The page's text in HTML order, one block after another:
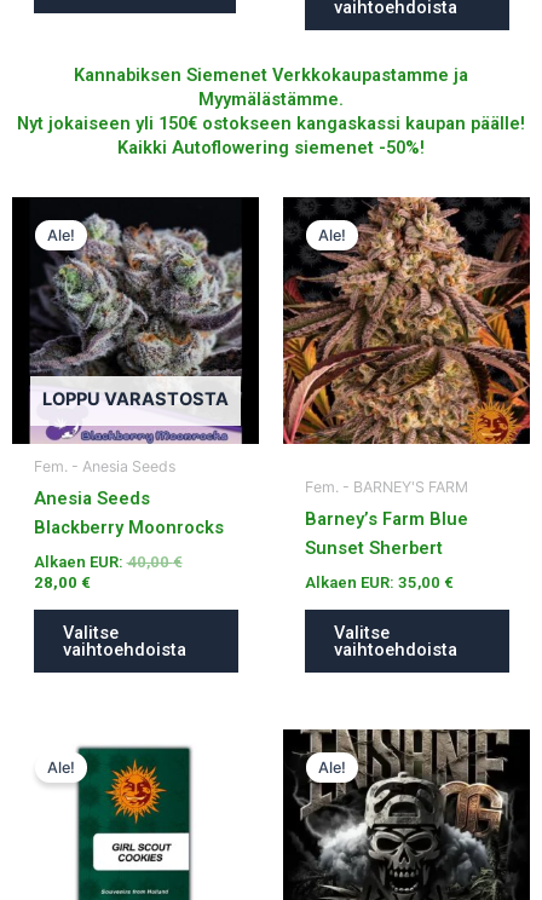
vaihtoehdoista
Kannabiksen Siemenet Verkkokaupastamme ja
Myymälästämme.
Nyt jokaiseen yli 150€ ostokseen kangaskassi kaupan päälle!
Kaikki Autoflowering siemenet -50%!
LOPPU VARASTOSTA
Ale!
Fem. - Anesia Seeds
Anesia Seeds
Blackberry Moonrocks
Alkaen EUR:40,00€
28,00 €
Valitse
vaihtoehdoista
tuotteella
on
useampi
muunnelma.
Voit
tehdä
valinnat
tuotteen
sivulla.
Ale!
Fem. - BARNEY'S FARM
Barney’s Farm Blue
Sunset Sherbert
Alkaen EUR: 35,00 €
Valitse
vaihtoehdoista
Tällä
tuotteella
on
useampi
muunnelma.
Voit
tehdä
valinnat
tuotteen
Ale!
tuotteella
useampi
muunnelma.
Ale!
Tällä
tuotteella
on
useampi
muunnelma.
Voit